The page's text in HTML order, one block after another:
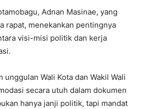
Adnan Masinae, yang
rapat, menekankan pentingnya
visi-misi politik dan kerja
unggulan Wali Kota dan Wakil Wali
secara utuh dalam dokumen
hanya janji politik, tapi mandat